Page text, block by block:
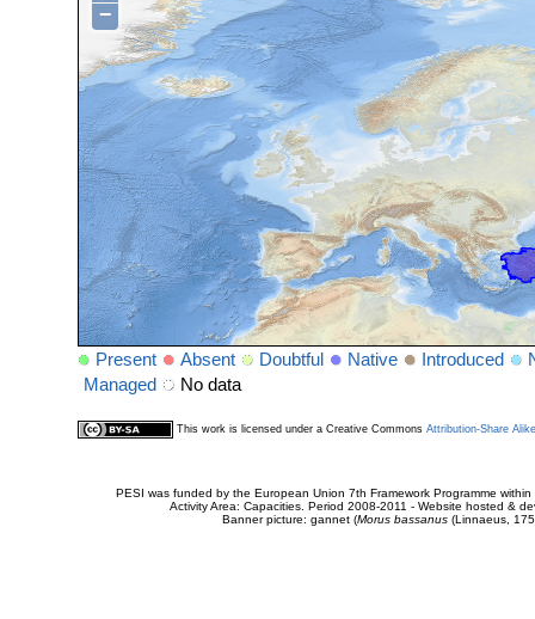
−
Present Absent Doubtful Native Introduced
Managed
No data
This work is licensed under a Creative Commons Attribution-Share
PESI was funded by the European Union 7th Framework Programme
Activity Area: Capacities. Period 2008-2011 - Website hosted &
Banner picture: gannet (Morus bassanus(Linnaeus,